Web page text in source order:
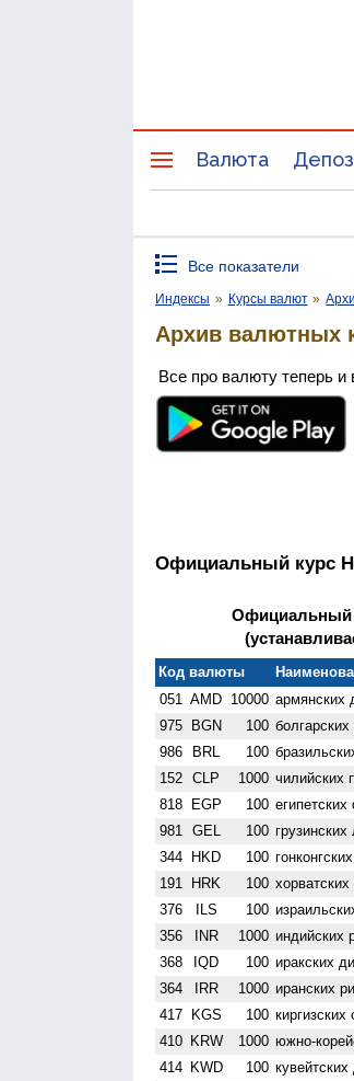
Валюта
Все показатели
Индексы » Курсы валют »
Архив валютных
Все про валюту теперь
Официальный курс
Официальный
Код валюты
051
AMD 10000 армянских
975 BGN 100
986 BRL 100
152 CLP 1000 чилийских
818 EGP 100
981 GEL 100 грузинских
344 HKD 100
191 HRK 100 хорватских
376 ILS 100
356 INR 1000 индийских
368 IQD 100 иракских
364 IRR 1000 иранских
417 KGS 100 киргизских
410 KRW 1000 южно-
414 KWD 100